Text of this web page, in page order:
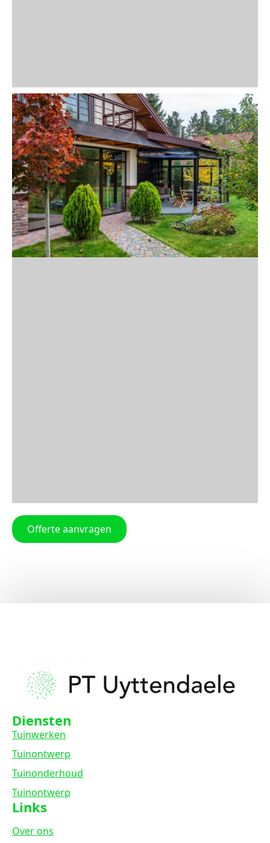
Offerte aanvragen
Diensten
Tuinwerken
Tuinontwerp
Tuinonderhoud
Tuinontwerp
Links
Over ons